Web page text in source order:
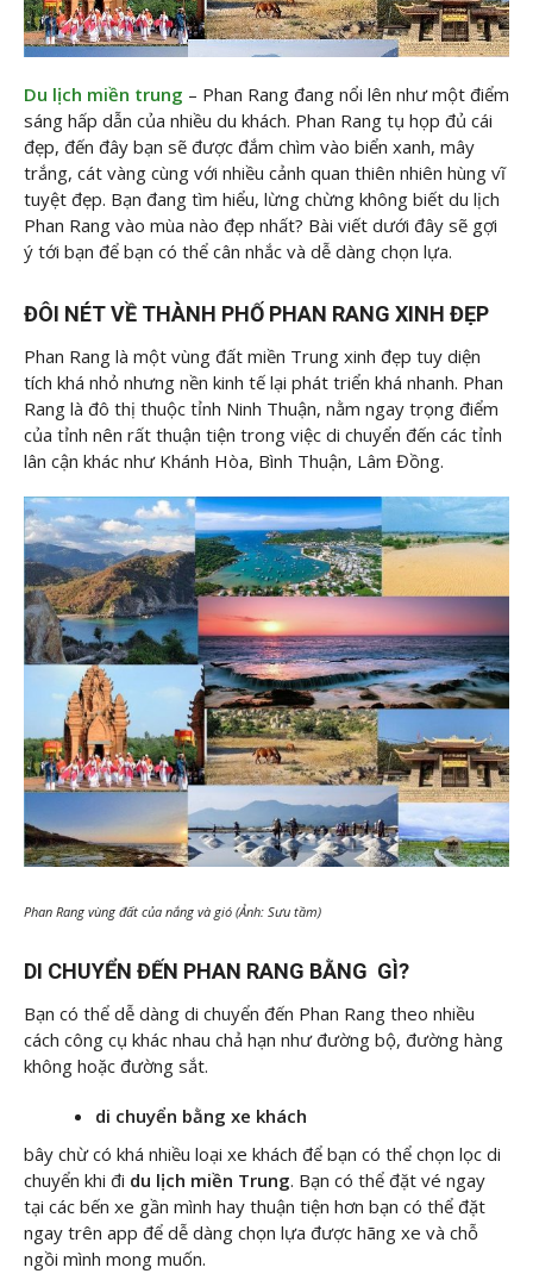
Du lịch miền trung – Phan Rang đang nổi lên như một điểm
sáng hấp dẫn của nhiều du khách. Phan Rang tụ họp đủ cái
đẹp, đến đây bạn sẽ được đắm chìm vào biển xanh, mây
trắng, cát vàng cùng với nhiều cảnh quan thiên nhiên hùng vĩ
tuyệt đẹp. Bạn đang tìm hiểu, lừng chừng không biết du lịch
Phan Rang vào mùa nào đẹp nhất? Bài viết dưới đây sẽ gợi
ý tới bạn để bạn có thể cân nhắc và dễ dàng chọn lựa.
ĐÔI NÉT VỀ THÀNH PHỐ PHAN RANG XINH ĐẸP
Phan Rang là một vùng đất miền Trung xinh đẹp tuy diện
tích khá nhỏ nhưng nền kinh tế lại phát triển khá nhanh. Phan
Rang là đô thị thuộc tỉnh Ninh Thuận, nằm ngay trọng điểm
của tỉnh nên rất thuận tiện trong việc di chuyển đến các tỉnh
lân cận khác như Khánh Hòa, Bình Thuận, Lâm Đồng.
Phan Rang vùng đất của nắng và gió (Ảnh: Sưu tầm)
DI CHUYỂN ĐẾN PHAN RANG BẰNG GÌ?
Bạn có thể dễ dàng di chuyển đến Phan Rang theo nhiều
cách công cụ khác nhau chả hạn như đường bộ, đường hàng
không hoặc đường sắt.
di chuyển bằng xe khách
bây chừ có khá nhiều loại xe khách để bạn có thể chọn lọc di
chuyển khi đi du lịch miền Trung. Bạn có thể đặt vé ngay
tại các bến xe gần mình hay thuận tiện hơn bạn có thể đặt
ngay trên app để dễ dàng chọn lựa được hãng xe và chỗ
ngồi mình mong muốn.